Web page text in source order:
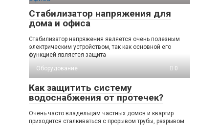
Стабилизатор напряжения для
дома и офиса
Стабилизатор напряжения является очень полезным
электрическим устройством, так как основной его
функцией является защита
Оборудование
0
Как защитить систему
водоснабжения от протечек?
Очень часто владельцам частных домов и квартир
приходится сталкиваться с прорывом трубы, разрывом